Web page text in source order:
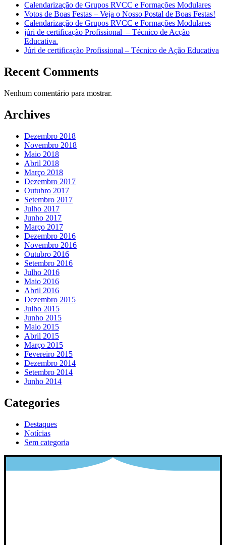
Calendarização de Grupos RVCC e Formações Modulares
Votos de Boas Festas – Veja o Nosso Postal de Boas Festas!
Calendarização de Grupos RVCC e Formações Modulares
júri de certificação Profissional – Técnico de Acção
Educativa.
Júri de certificação Profissional – Técnico de Ação Educativa
Recent Comments
Nenhum comentário para mostrar.
Archives
Dezembro 2018
Novembro 2018
Maio 2018
Abril 2018
Março 2018
Dezembro 2017
Outubro 2017
Setembro 2017
Julho 2017
Junho 2017
Março 2017
Dezembro 2016
Novembro 2016
Outubro 2016
Setembro 2016
Julho 2016
Maio 2016
Abril 2016
Dezembro 2015
Julho 2015
Junho 2015
Maio 2015
Abril 2015
Março 2015
Fevereiro 2015
Dezembro 2014
Setembro 2014
Junho 2014
Categories
Destaques
Notícias
Sem categoria